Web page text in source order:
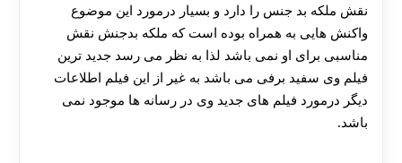
نقش ملکه بد جنس را دارد و بسیار درمورد این موضوع
واکنش هایی به همراه بوده است که ملکه بدجنش نقش
مناسبی برای او نمی باشد لذا به نظر می رسد جدید ترین
فیلم وی سفید برفی می باشد به غیر از این فیلم اطلاعات
دیگر درمورد فیلم های جدید وی در رسانه ها موجود نمی
باشد.